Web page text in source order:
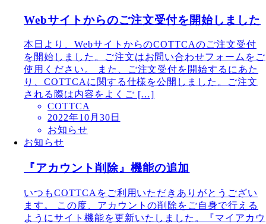
Webサイトからのご注文受付を開始しました
本日より、WebサイトからのCOTTCAのご注文受付
を開始しました。ご注文はお問い合わせフォームをご
使用ください。 また、ご注文受付を開始するにあた
り、COTTCAに関する仕様を公開しました。ご注文
される際は内容をよくご […]
COTTCA
2022年10月30日
お知らせ
お知らせ
『アカウント削除』機能の追加
いつもCOTTCAをご利用いただきありがとうござい
ます。 この度、アカウントの削除をご自身で行える
ようにサイト機能を更新いたしました。『マイアカウ